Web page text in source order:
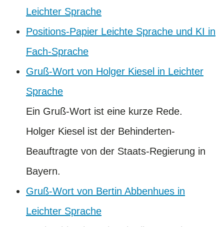
Leichter Sprache
Positions-Papier Leichte Sprache und KI in
Fach-Sprache
Gruß-Wort von Holger Kiesel in Leichter
Sprache
Ein Gruß-Wort ist eine kurze Rede.
Holger Kiesel ist der Behinderten-
Beauftragte von der Staats-Regierung in
Bayern.
Gruß-Wort von Bertin Abbenhues in
Leichter Sprache